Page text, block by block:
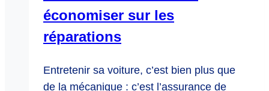
économiser sur les
réparations
Entretenir sa voiture, c’est bien plus que
de la mécanique : c’est l’assurance de